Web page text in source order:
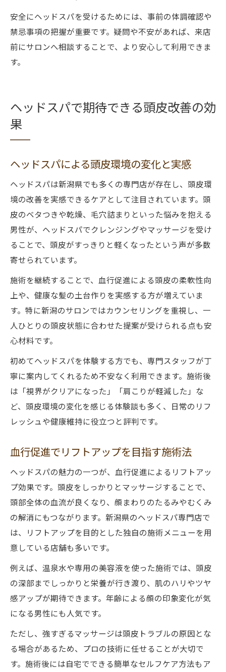
安全にヘッドスパを受けるためには、事前の体調確認や
禁忌事項の把握が重要です。疑問や不安があれば、来店
前にサロンへ相談することで、より安心して利用できま
す。
ヘッドスパで期待できる頭皮改善の効
果
ヘッドスパによる頭皮環境の変化と実感
ヘッドスパは新潟県でも多くの専門店が存在し、頭皮環
境の改善を実感できるケアとして注目されています。頭
皮のベタつきや乾燥、毛穴詰まりといった悩みを抱える
男性が、ヘッドスパでクレンジングやマッサージを受け
ることで、頭皮がすっきりと軽くなったという声が多数
寄せられています。
施術を継続することで、血行促進による頭皮の柔軟性向
上や、健康な髪の土台作りを実感する方が増えていま
す。特に新潟のサロンではカウンセリングを重視し、一
人ひとりの頭皮状態に合わせた提案が受けられる点も安
心材料です。
初めてヘッドスパを体験する方でも、専門スタッフが丁
寧に案内してくれるため不安なく利用できます。施術後
は「視界がクリアになった」「肩こりが軽減した」な
ど、頭皮環境の変化を感じる体験談も多く、日常のリフ
レッシュや健康維持に役立つと評判です。
血行促進でリフトアップを目指す施術法
ヘッドスパの魅力の一つが、血行促進によるリフトアッ
プ効果です。頭皮をしっかりとマッサージすることで、
頭部全体の血流が良くなり、顔まわりのたるみやむくみ
の解消にもつながります。新潟県のヘッドスパ専門店で
は、リフトアップを目的とした独自の施術メニューを用
意している店舗も多いです。
例えば、温泉水や専用の美容液を使った施術では、頭皮
の深部までしっかりと栄養が行き渡り、肌のハリやツヤ
感アップが期待できます。年齢による顔の印象変化が気
になる男性にも人気です。
ただし、強すぎるマッサージは頭皮トラブルの原因とな
る場合があるため、プロの技術に任せることが大切で
す。施術後には自宅でできる簡単なセルフケア方法もア